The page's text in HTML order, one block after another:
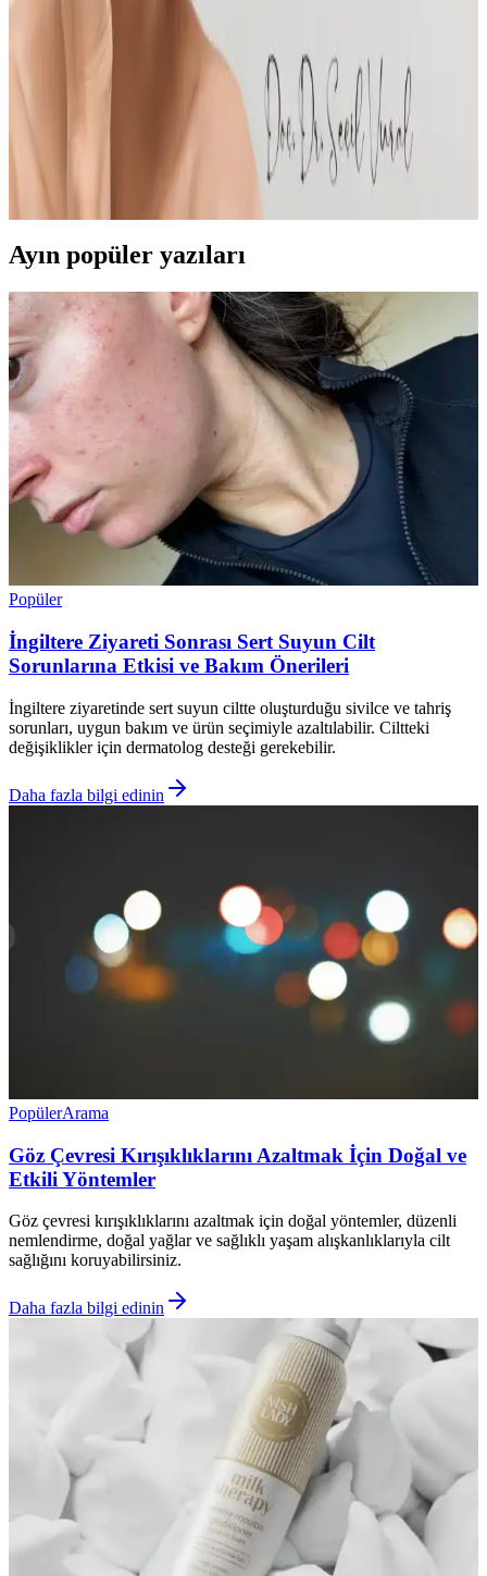
karşılaştırır; kullanıcı geri bildirimleri özetlenir. Bu değerlendirme,
her iki ürünün güvenlik standartlarını ve kullanıcı deneyimini bir
Doğru Ürün Kullanımı ve Cilt Bakımı İçin Bilimsel
ve Pratik Yaklaşımlar
Cilt bakımı, doğru ürün seçimi ve düzenli kullanım ile sağlıklı ve
genç görünen cilde ulaşmayı sağlar. Her cilt tipi için uygun ürünler
Ayın popüler yazıları
Popüler
İngiltere Ziyareti Sonrası Sert Suyun Cilt
Sorunlarına Etkisi ve Bakım Önerileri
İngiltere ziyaretinde sert suyun ciltte oluşturduğu sivilce ve tahriş
sorunları, uygun bakım ve ürün seçimiyle azaltılabilir. Ciltteki
değişiklikler için dermatolog desteği gerekebilir.
Daha fazla bilgi edinin
PopülerArama
Göz Çevresi Kırışıklıklarını Azaltmak İçin Doğal ve
Etkili Yöntemler
Göz çevresi kırışıklıklarını azaltmak için doğal yöntemler, düzenli
nemlendirme, doğal yağlar ve sağlıklı yaşam alışkanlıklarıyla cilt
sağlığını koruyabilirsiniz.
Daha fazla bilgi edinin